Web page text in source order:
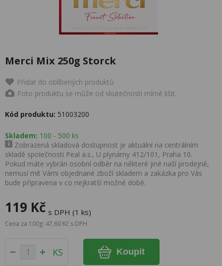
Merci Mix 250g Storck
Přidat do oblíbených produktů
Foto produktu se může od skutečnosti mírně lišit.
Kód produktu: 51003200
Skladem: 100 - 500 ks
Zobrazená skladová dostupnost je aktuální na centrálním
skladě společnosti Peal a.s., U plynárny 412/101, Praha 10.
Pokud máte vybrán osobní odběr na některé jiné naší prodejně,
nemusí mít Vámi objednané zboží skladem a zakázka pro Vás
bude připravena v co nejkratší možné době.
119 Kč s DPH (1 ks)
Cena za 100g: 47,60 Kč s DPH
KS Koupit